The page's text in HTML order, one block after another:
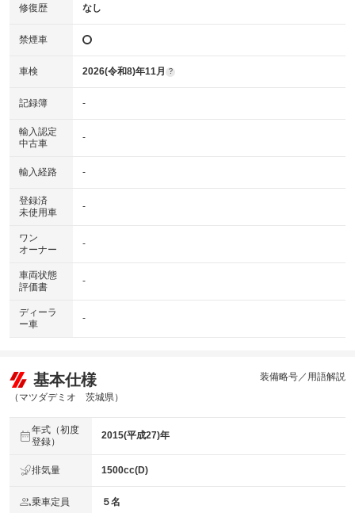
修復歴 なし
禁煙車
車検 2026(令和8)年11月 ?
記録簿 -
輸入認定
中古車
-
輸入経路 -
登録済
未使用車
-
ワン
オーナー
-
車両状態
評価書
-
ディーラ
ー車
-
基本仕様
（マツダデミオ 茨城県）
装備略号／用語解説
年式（初度
登録）
2015(平成27)年
排気量 1500cc(D)
乗車定員 ５名